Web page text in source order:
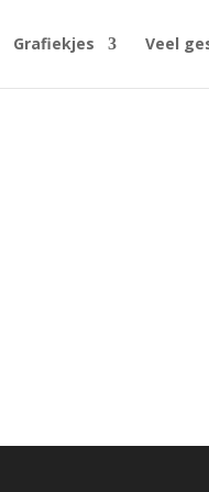
Grafiekjes Veel